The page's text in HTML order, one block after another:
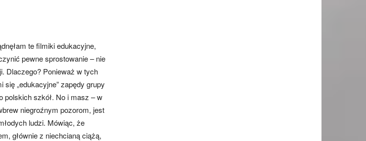
te filmiki edukacyjne,
pewne sprostowanie – nie
Dlaczego? Ponieważ w tych
„edukacyjne” zapędy grupy
polskich szkół. No i masz – w
niegroźnym pozorom, jest
ludzi. Mówiąc, że
głównie z niechcianą ciążą,